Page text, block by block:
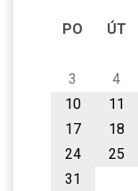
PO ÚT
3
4
10
11
17
18
24
25
31